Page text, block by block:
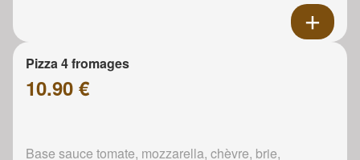
Pizza 4 fromages
10.90 €
Base sauce tomate, mozzarella, chèvre, brie,